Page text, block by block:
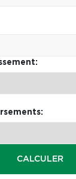
CALCULER